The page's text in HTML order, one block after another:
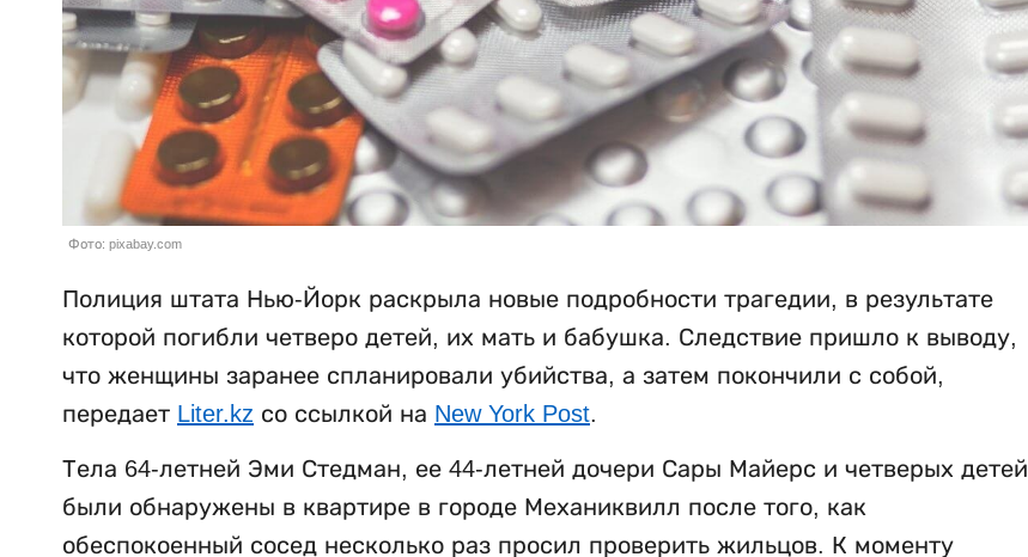
Фото: pixabay.com
Полиция штата Нью-Йорк раскрыла новые подробности трагедии, в результате
которой погибли четверо детей, их мать и бабушка. Следствие пришло к выводу,
что женщины заранее спланировали убийства, а затем покончили с собой,
передает Liter.kz со ссылкой на New York Post.
Тела 64-летней Эми Стедман, ее 44-летней дочери Сары Майерс и четверых детей
были обнаружены в квартире в городе Механиквилл после того, как
обеспокоенный сосед несколько раз просил проверить жильцов. К моменту